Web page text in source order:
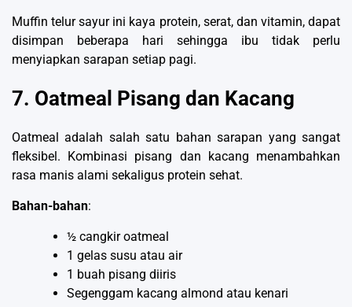
Muffin telur sayur ini kaya protein, serat, dan vitamin, dapat
disimpan beberapa hari sehingga ibu tidak perlu
menyiapkan sarapan setiap pagi.
7. Oatmeal Pisang dan Kacang
Oatmeal adalah salah satu bahan sarapan yang sangat
fleksibel. Kombinasi pisang dan kacang menambahkan
rasa manis alami sekaligus protein sehat.
Bahan-bahan:
½ cangkir oatmeal
1 gelas susu atau air
1 buah pisang diiris
Segenggam kacang almond atau kenari